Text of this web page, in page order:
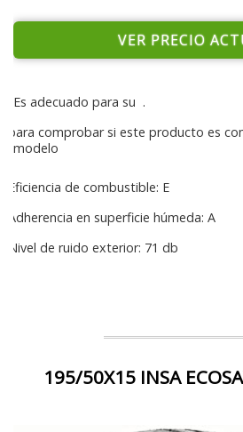
VER PRECIO
Es adecuado para su .
para comprobar si este producto es
modelo
Eficiencia de combustible: E
Adherencia en superficie húmeda: A
Nivel de ruido exterior: 71 db
195/50X15 INSA